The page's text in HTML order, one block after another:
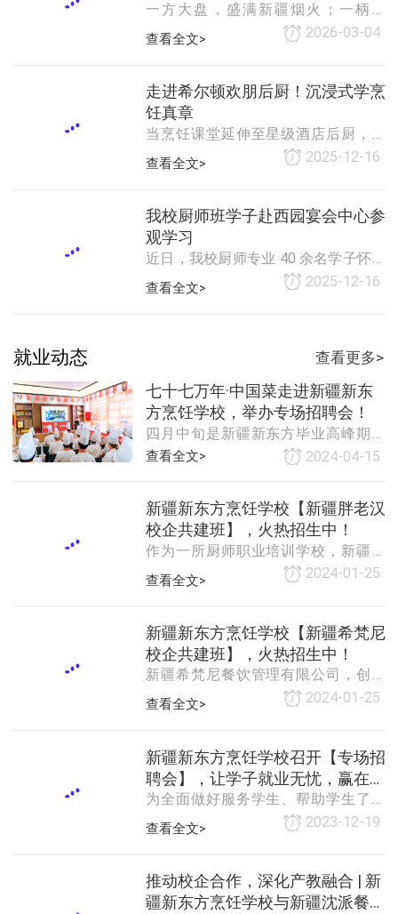
式感受元宵佳节的喜庆氛围，也让匠
心与年味在校园里撞了个满怀。本次
游园会结合学校烹饪专业特色，设置
同时，感受美食技艺的魅力。食堂楼
前，摆满了学子们亲手制作的元宵主
题西点、糖艺作
疆风味天花板
一方大盘，盛满新疆烟火；一柄炒
勺，尽显厨技锋芒！近日，新疆新东
方烹饪学校“匠心传味·大盘鸡PK大
展所长，用精湛厨艺演绎新疆大盘鸡
的独特魅力，上演了一场舌尖上的厨
林盛宴。大盘鸡作为新疆特色美食标
杆，承载着深厚地域文化，其烹饪技
法更是对厨师基本功的全面考验。本
旨，践行“以赛促学、以赛促练”理念，
既是对学子技能的检验，也是对新疆
传统美食
2026-03-04
查看全文>
走进希尔顿欢朋后厨！沉浸式学烹
饪真章
当烹饪课堂延伸至星级酒店后厨，希
尔顿欢朋酒店为厨师班学子打造的参
观之旅热力开启。近日，怀揣烹饪梦
受专业后厨运作，深化对餐饮行业的
认知。穿过明亮用餐区，后厨透明玻
璃橱窗瞬间吸引学子目光 —— 整洁的
操作动线、分类明确的食材存储区、
规整的厨具，尽显国际品牌专业标
理环节，解说员说到“食材是菜品灵
2025-12-16
查看全文>
我校厨师班学子赴西园宴会中心参
观学习
近日，我校厨师专业 40 余名学子怀揣
求知热忱，走进西园宴会中心开展沉
浸式参观活动，从浪漫精致的婚礼主
业匠心。活动开始，学子们在工作人
吊顶折射出柔和光芒，淡粉色花艺缠
绕着仪式台，餐桌中央的定制摆件与
餐具相得益彰，营造出浪漫氛围。 学
子们围在餐桌旁，仔细观察餐具摆放
2025-12-16
查看全文>
就业动态
查看更多>
七十七万年·中国菜走进新疆新东
方烹饪学校，举办专场招聘会！
四月中旬是新疆新东方毕业高峰期，
新疆新东方招聘活动工作全面启动，
菜招聘代表亲赴新疆新东方校园，为
即将毕业的中餐准毕业生开展企业专
场招聘会。七十七万年·中国菜由新疆
七十七万年科技有限公司荣誉管理，
位于新疆乌鲁木齐市北京南路358号大
1000余位，面积11200多平方米，拥
有独立宴会厅和商务餐厅及各式典雅
2024-04-15
查看全文>
新疆新东方烹饪学校【新疆胖老汉
校企共建班】，火热招生中！
作为一所厨师职业培训学校，新疆新
东方烹饪学校不断深化校企合作模
式，开办了胖老汉校企定向班，使同
的企业文化和用人标准，从而更加明
确就业方向，提前做
2024-01-25
查看全文>
新疆新东方烹饪学校【新疆希梵尼
校企共建班】，火热招生中！
新疆希梵尼餐饮管理有限公司，创立
于2016年，是一家以提供生日蛋糕、
烘焙产品为主的连锁加工、零售企
人，产品涵盖蛋糕类、西点类、饮品
类、面包类
2024-01-25
查看全文>
新疆新东方烹饪学校召开【专场招
聘会】，让学子就业无忧，赢在校
园！
为全面做好服务学生、帮助学生了解
企业信息、推进就业工作，近日学校
安排知名企业‘“熹慕”“盛世泰和”“八尾猫
方，为同学们展开专场宣讲招聘。为
吸引
2023-12-19
查看全文>
推动校企合作，深化产教融合 | 新
疆新东方烹饪学校与新疆沈派餐饮